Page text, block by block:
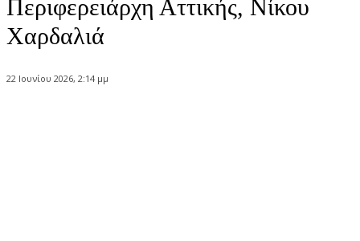
Περιφερειάρχη Αττικής, Νίκου
Χαρδαλιά
22 Ιουνίου 2026, 2:14 μμ